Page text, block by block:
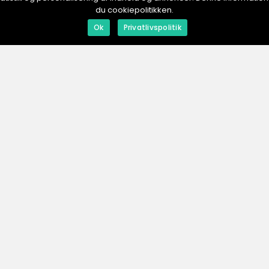
Rökpipor: En blick på traditionella Lyx och
du cookiepolitikken.
Ok Privatlivspolitik